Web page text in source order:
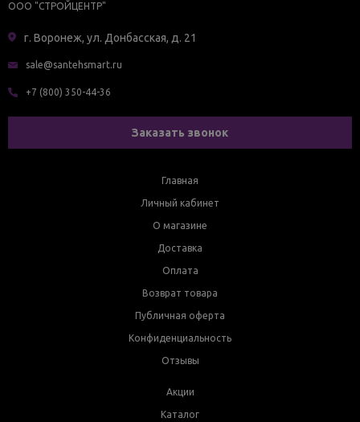
ООО "СТРОЙЦЕНТР"
г. Воронеж, ул. Донбасская, д. 21
sale@santehsmart.ru
+7 (800) 350-44-36
Заказать звонок
Главная
Личный кабинет
О магазине
Доставка
Оплата
Возврат товара
Публичная оферта
Конфиденциальность
Отзывы
Акции
Каталог